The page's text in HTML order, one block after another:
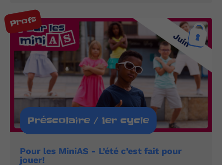
Profs
Préscolaire / 1er cycle
Pour les MiniAS - L’été c’est fait pour
jouer!